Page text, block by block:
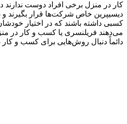
کار در منزل برخی افراد دوست ندارند
دیسیپرین خاص شرکت‌ها قرار بگیرند و
کسبی داشته باشند که در اختیار خودشان
می‌دهند فریلنسری یا کسب و کار در
دائماً دنبال روش‌هایی برای کسب و